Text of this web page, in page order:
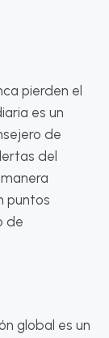
pierden el
es un
de
del
puntos
de
global es un